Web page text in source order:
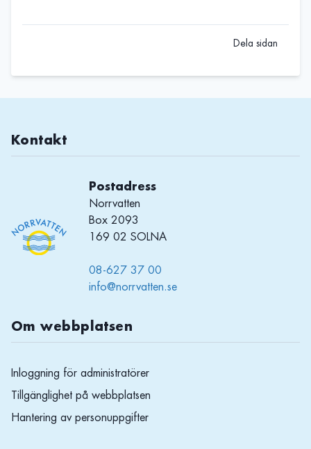
Dela sidan
Kontakt
Postadress
Norrvatten
Box 2093
169 02 SOLNA
08-627 37 00
info@norrvatten.se
Om webbplatsen
Inloggning för administratörer
Tillgänglighet på webbplatsen
Hantering av personuppgifter